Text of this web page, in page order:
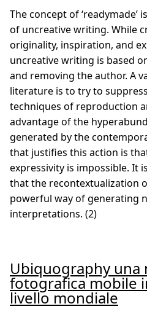
The concept of ‘readymade’
of uncreative writing. While
originality, inspiration, and
uncreative writing is based
and removing the author. A
literature is to try to
techniques of reproduction
advantage of the
generated by the
that justifies this action is
expressivity is impossible. It
that the recontextualization
powerful way of generating
interpretations. (2)
Ubiquography una
fotografica mobile
livello mondiale